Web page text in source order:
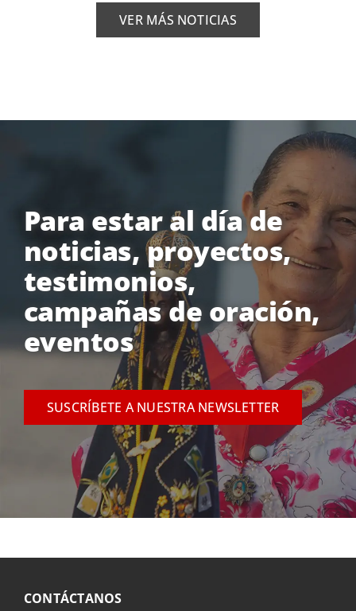
VER MÁS NOTICIAS
Para estar al día de
noticias, proyectos,
testimonios,
campañas de oración,
eventos
SUSCRÍBETE A NUESTRA NEWSLETTER
CONTÁCTANOS